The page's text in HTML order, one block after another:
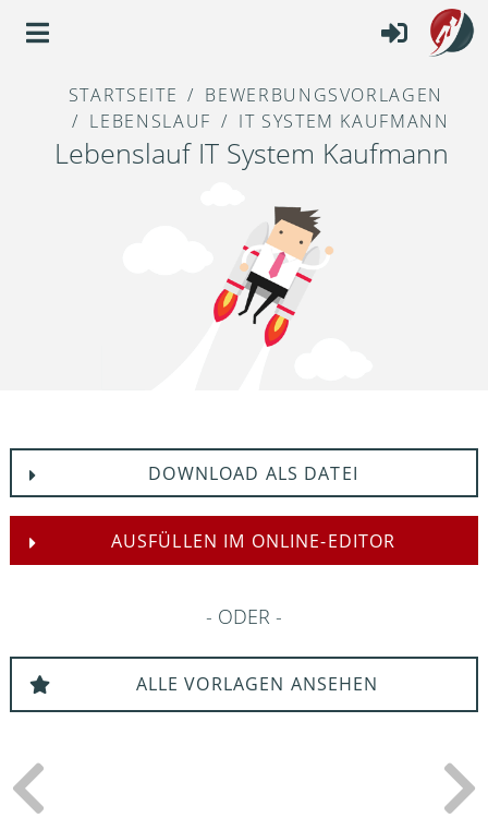
STARTSEITE
BEWERBUNGSVORLAGEN
LEBENSLAUF
IT SYSTEM KAUFMANN
Lebenslauf IT System Kaufmann
DOWNLOAD ALS DATEI
AUSFÜLLEN IM ONLINE-EDITOR
ODER
ALLE VORLAGEN ANSEHEN